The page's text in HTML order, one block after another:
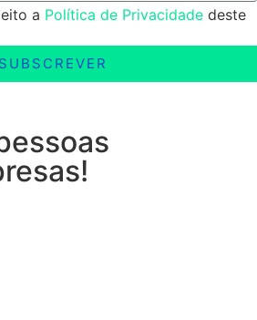
a Política de Privacidade deste
SUBSCREVER